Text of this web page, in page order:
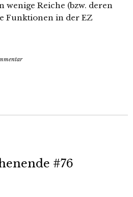
wenige Reiche (bzw. deren
Funktionen in der EZ
#76